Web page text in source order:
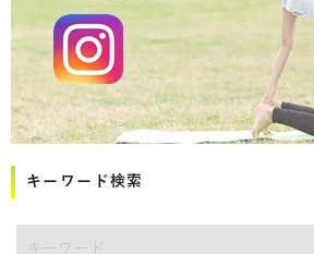
キーワード検索